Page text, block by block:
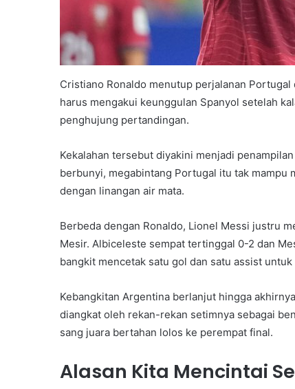
Cristiano Ronaldo menutup perjalanan
harus mengakui keunggulan Spanyol setelah
penghujung pertandingan.
Kekalahan tersebut diyakini menjadi
berbunyi, megabintang Portugal itu tak mampu
dengan linangan air mata.
Berbeda dengan Ronaldo, Lionel Messi justru
Mesir. Albiceleste sempat tertinggal 0-2 dan
bangkit mencetak satu gol dan satu assist
Kebangkitan Argentina berlanjut hingga
diangkat oleh rekan-rekan setimnya sebagai
sang juara bertahan lolos ke perempat final.
Alasan Kita Mencintai